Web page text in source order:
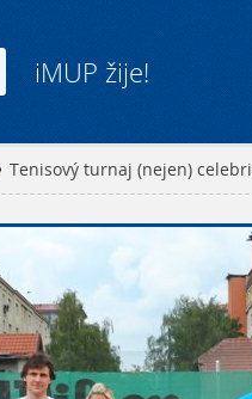
iMUP žije!
Tenisový turnaj (nejen)